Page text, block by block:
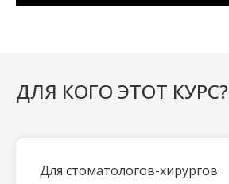
ДЛЯ КОГО ЭТОТ КУРС?
Для стоматологов-хирургов